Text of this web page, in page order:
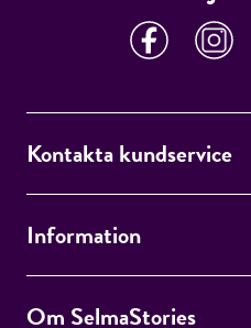
Kontakta kundservice
Information
Om SelmaStories